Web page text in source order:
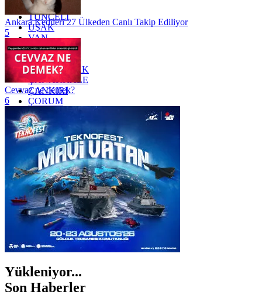
TRABZON
TUNCELİ
UŞAK
VAN
YALOVA
YOZGAT
ZONGULDAK
ÇANAKKALE
ÇANKIRI
ÇORUM
İSTANBUL
İZMİR
ŞANLIURFA
ŞIRNAK
Ankara Kedileri 27 Ülkeden Canlı Takip Ediliyor
5
Cevvaz ne demek?
6
Yükleniyor...
Son Haberler